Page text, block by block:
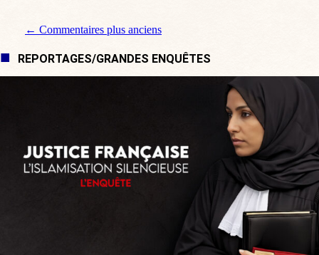
Navigation de commentaire
← Commentaires plus anciens
REPORTAGES/GRANDES ENQUÊTES